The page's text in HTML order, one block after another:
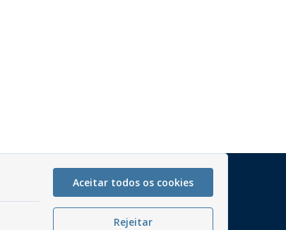
Mapa do Site
Perguntas frequentes
Manual de Navegação
Aceitar todos os cookies
Rejeitar